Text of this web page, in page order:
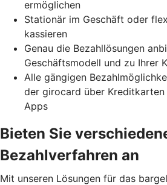
ermöglichen
Stationär im Geschäft oder
kassieren
Genau die Bezahllösungen
Geschäftsmodell und zu Ihrer
Alle gängigen
der girocard über
Apps
Bieten Sie
Bezahlverfahren an
Mit unseren Lösungen für das